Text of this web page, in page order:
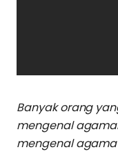
Banyak orang
mengenal
mengenal